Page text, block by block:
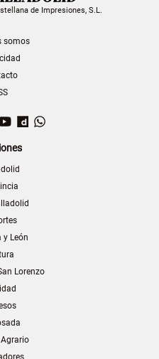
de Impresiones, S.L.
somos
YouTubeDailymotion
y León
Lorenzo